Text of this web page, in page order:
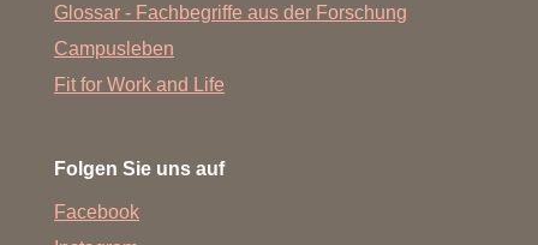
Glossar - Fachbegriffe aus der Forschung
Campusleben
Fit for Work and Life
Folgen Sie uns auf
Facebook